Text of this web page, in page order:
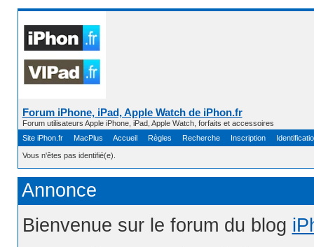
Forum iPhone, iPad, Apple Watch de iPhon.fr
Forum utilisateurs Apple iPhone, iPad, Apple Watch, forfaits et accessoires
Site iPhon.fr
MacPlus Accueil Règles Recherche Inscription
Vous n'êtes pas identifié(e).
Annonce
Bienvenue sur le forum du blog